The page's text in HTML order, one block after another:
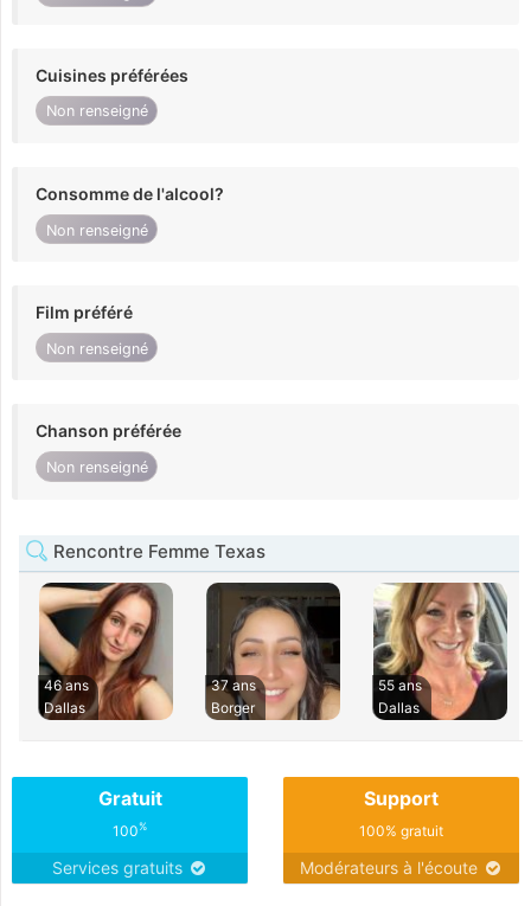
Cuisines préférées
Non renseigné
Consomme de l'alcool?
Non renseigné
Film préféré
Non renseigné
Chanson préférée
Non renseigné
Rencontre Femme Texas
46 ans
Dallas
37 ans
Borger
55 ans
Dallas
Gratuit
100%
Services gratuits
Support
100% gratuit
Modérateurs à l'écoute